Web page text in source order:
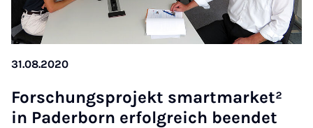
31.08.2020
Forschung­s­pro­jekt smart­mar­ket²
in Pader­born er­fol­greich been­det